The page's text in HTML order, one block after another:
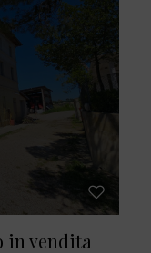
in vendita